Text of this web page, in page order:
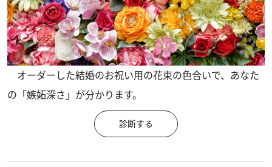
オーダーした結婚のお祝い用の花束の色合いで、あなた
の「嫉妬深さ」が分かります。
診断する